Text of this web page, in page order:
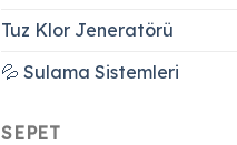
Tuz Klor Jeneratörü
💦 Sulama Sistemleri
SEPET